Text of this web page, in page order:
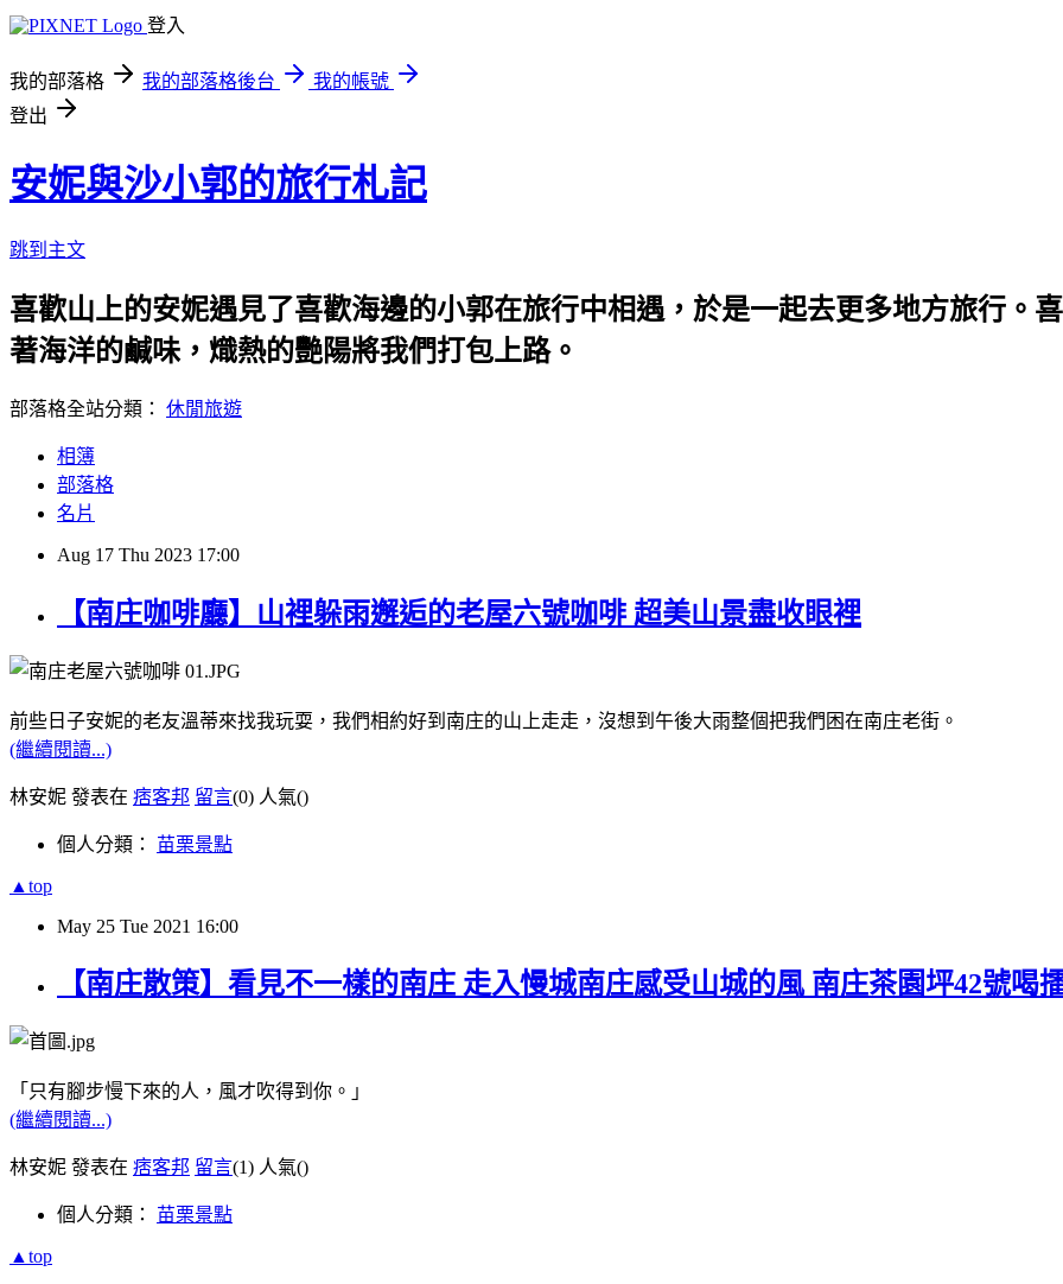
登入
我的部落格 我的部落格後台
我的帳號
登出
安妮與沙小郭的旅行札記
跳到主文
喜歡山上的安妮遇見了喜歡海邊的小郭在旅行中相遇，於是一起去更多地方旅行。
著海洋的鹹味，熾熱的艷陽將我們打包上路。
部落格全站分類： 休閒旅遊
相簿
部落格
名片
Aug 17 Thu 2023 17:00
【南庄咖啡廳】山裡躲雨邂逅的老屋六號咖啡 超美山景盡收眼裡
前些日子安妮的老友溫蒂來找我玩耍，我們相約好到南庄的山上走走，沒想到午後大雨整個把我們困在南庄老街。
(繼續閱讀...)
林安妮 發表在 痞客邦 留言(0) 人氣()
個人分類： 苗栗景點
▲top
May 25 Tue 2021 16:00
【南庄散策】看見不一樣的南庄 走入慢城南庄感受山城的風 南庄茶園坪42號喝
「只有腳步慢下來的人，風才吹得到你。」
(繼續閱讀...)
林安妮 發表在 痞客邦 留言(1) 人氣()
個人分類： 苗栗景點
▲top